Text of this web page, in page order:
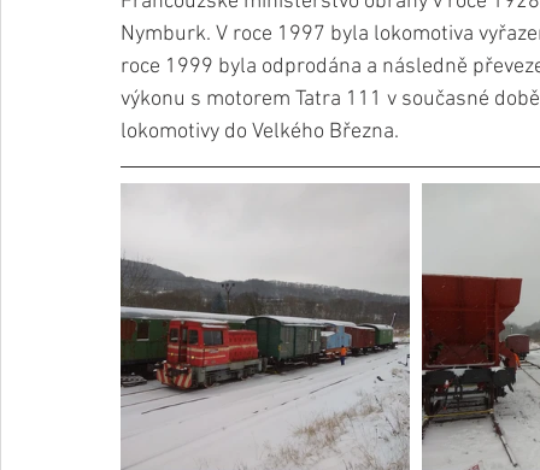
Nymburk. V roce 1997 byla lokomotiva
roce 1999 byla odprodána a následně
výkonu s motorem Tatra 111 v současné
lokomotivy do Velkého Března.